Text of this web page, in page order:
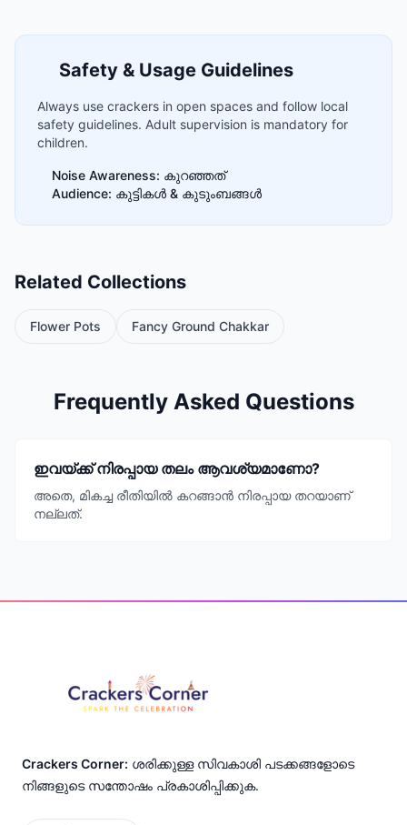
Safety & Usage Guidelines
Always use crackers in open spaces and follow local
safety guidelines. Adult supervision is mandatory for
children.
Noise Awareness: കുറഞ്ഞത്
Audience: കുട്ടികൾ & കുടുംബങ്ങൾ
Related Collections
Flower Pots Fancy Ground Chakkar
Frequently Asked Questions
ഇവയ്ക്ക് നിരപ്പായ തലം ആവശ്യമാണോ?
അതെ, മികച്ച രീതിയിൽ കറങ്ങാൻ നിരപ്പായ തറയാണ്
നല്ലത്.
Crackers Corner: ശരിക്കുള്ള സിവകാശി പടക്കങ്ങളോടെ
നിങ്ങളുടെ സന്തോഷം പ്രകാശിപ്പിക്കുക.